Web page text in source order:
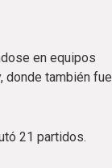
en equipos
donde también fue
21 partidos.